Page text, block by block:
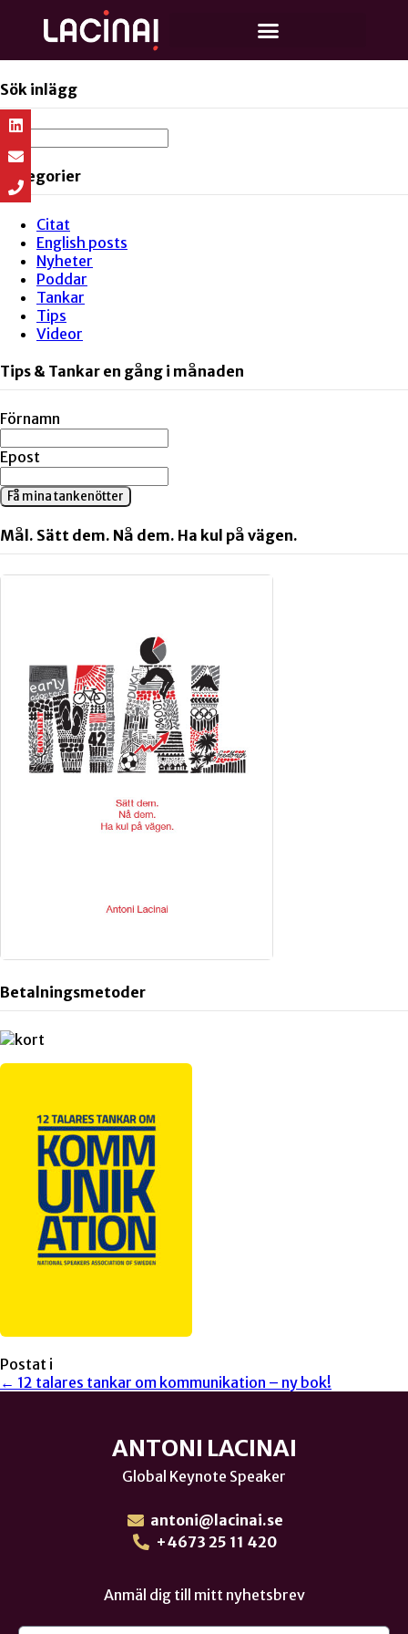
Sök inlägg
Kategorier
Citat
English posts
Nyheter
Poddar
Tankar
Tips
Videor
Tips & Tankar en gång i månaden
Förnamn
Epost
Få mina tankenötter
Mål. Sätt dem. Nå dem. Ha kul på vägen.
Betalningsmetoder
Postat i
← 12 talares tankar om kommunikation – ny bok!
ANTONI LACINAI
Global Keynote Speaker
antoni@lacinai.se
+4673 25 11 420
Anmäl dig till mitt nyhetsbrev